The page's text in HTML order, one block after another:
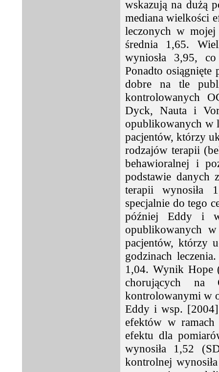
wskazują na dużą
mediana wielkości
leczonych w
średnia 1,65.
wyniosła 3,95,
Ponadto osiągnięte
dobre na tle
kontrolowanych
Dyck, Nauta i
opublikowanych w
pacjentów, którzy
rodzajów terapii
behawioralnej i
podstawie danych
terapii wynosiła
specjalnie do tego
później Eddy i
opublikowanych
pacjentów, którzy
godzinach
1,04. Wynik Hope
chorujących na
kontrolowanymi w
Eddy i wsp.
efektów w ramach
efektu dla
wynosiła 1,52
kontrolnej